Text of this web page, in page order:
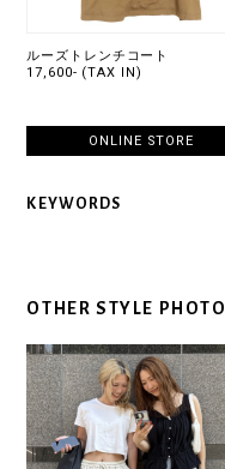
ルーズトレンチコート
17,600- (TAX IN)
ONLINE STORE
KEYWORDS
OTHER STYLE PHOTO